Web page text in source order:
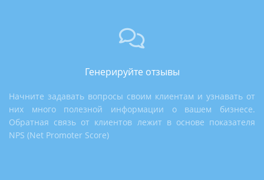
Генерируйте отзывы
Начните задавать вопросы своим клиентам и узнавать от
них много полезной информации о вашем бизнесе.
Обратная связь от клиентов лежит в основе показателя
NPS (Net Promoter Score)